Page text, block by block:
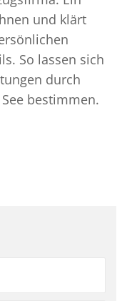
und klärt
So lassen sich
durch
bestimmen.